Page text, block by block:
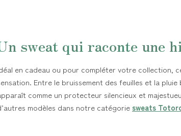
sweat qui raconte une
en cadeau ou pour compléter votre collection,
Entre le bruissement des feuilles et la
comme un protecteur silencieux et
modèles dans notre catégorie sweats